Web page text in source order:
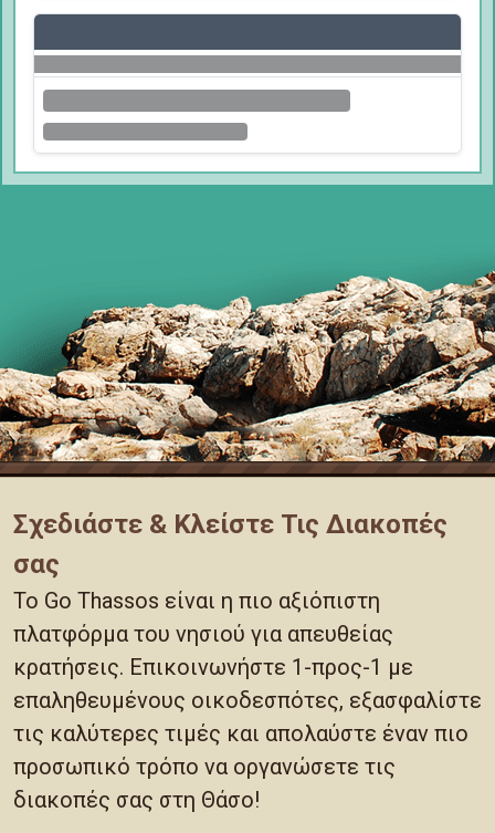
Σχεδιάστε & Κλείστε Τις Διακοπές
σας
Το Go Thassos είναι η πιο αξιόπιστη
πλατφόρμα του νησιού για απευθείας
κρατήσεις. Επικοινωνήστε 1-προς-1 με
επαληθευμένους οικοδεσπότες, εξασφαλίστε
τις καλύτερες τιμές και απολαύστε έναν πιο
προσωπικό τρόπο να οργανώσετε τις
διακοπές σας στη Θάσο!